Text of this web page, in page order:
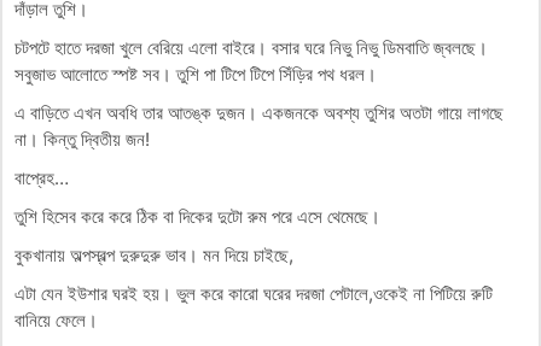
দাঁড়াল তুশি।
চটপটে হাতে দরজা খুলে বেরিয়ে এলো বাইরে। বসার ঘরে নিভু নিভু ডিমবাতি জ্বলছে।
সবুজাভ আলোতে স্পষ্ট সব। তুশি পা টিপে টিপে সিঁড়ির পথ ধরল।
এ বাড়িতে এখন অবধি তার আতঙ্ক দুজন। একজনকে অবশ্য তুশির অতটা গায়ে লাগছে
না। কিন্তু দ্বিতীয় জন!
বাপ্রেহ…
তুশি হিসেব করে করে ঠিক বা দিকের দুটো রুম পরে এসে থেমেছে।
বুকখানায় অল্পস্বল্প দুরুদুরু ভাব। মন দিয়ে চাইছে,
এটা যেন ইউশার ঘরই হয়। ভুল করে কারো ঘরের দরজা পেটালে,ওকেই না পিটিয়ে রুটি
বানিয়ে ফেলে।